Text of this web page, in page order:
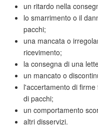
un ritardo nella
lo smarrimento o il
pacchi;
una mancata o
ricevimento;
la consegna di una
un mancato o
l'accertamento di
di pacchi;
un comportamento
altri disservizi.